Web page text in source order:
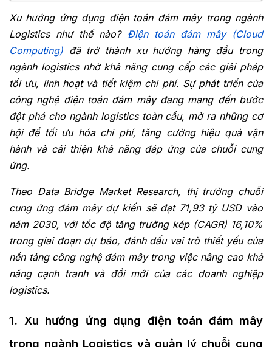
Xu hướng ứng dụng điện toán đám mây trong ngành
Logistics như thế nào? Điện toán đám mây (Cloud
Computing) đã trở thành xu hướng hàng đầu trong
ngành logistics nhờ khả năng cung cấp các giải pháp
tối ưu, linh hoạt và tiết kiệm chi phí. Sự phát triển của
công nghệ điện toán đám mây đang mang đến bước
đột phá cho ngành logistics toàn cầu, mở ra những cơ
hội để tối ưu hóa chi phí, tăng cường hiệu quả vận
hành và cải thiện khả năng đáp ứng của chuỗi cung
ứng.
Theo Data Bridge Market Research, thị trường chuỗi
cung ứng đám mây dự kiến sẽ đạt 71,93 tỷ USD vào
năm 2030, với tốc độ tăng trưởng kép (CAGR) 16,10%
trong giai đoạn dự báo, đánh dấu vai trò thiết yếu của
nền tảng công nghệ đám mây trong việc nâng cao khả
năng cạnh tranh và đổi mới của các doanh nghiệp
logistics.
1. Xu hướng ứng dụng điện toán đám mây
trong ngành Logistics và quản lý chuỗi cung